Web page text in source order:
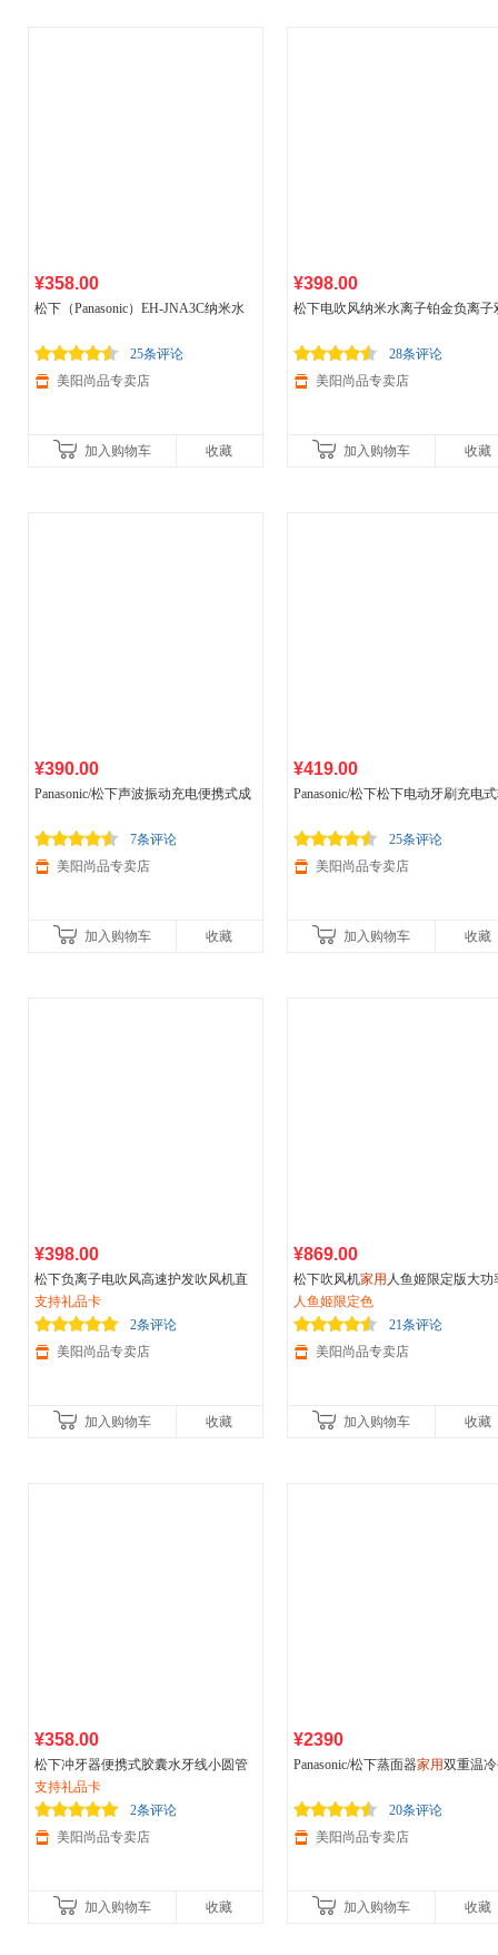
¥358.00
松下（Panasonic）EH-JNA3C纳米水
25条评论
美阳尚品专卖店
加入购物车 收藏
¥398.00
松下电吹风纳米水离子铂金负离子
28条评论
美阳尚品专卖店
加入购物车 收藏
¥390.00
Panasonic/松下声波振动充电便携式成
7条评论
美阳尚品专卖店
加入购物车 收藏
¥419.00
Panasonic/松下松下电动牙刷充电
25条评论
美阳尚品专卖店
加入购物车 收藏
¥398.00
松下负离子电吹风高速护发吹风机直
线空气风梳速干
支持礼品卡
2条评论
美阳尚品专卖店
加入购物车 收藏
¥869.00
松下吹风机家用 人鱼姬限定版大功
冷热风纳米水离子电吹风NA98Q
人鱼姬限定色
21条评论
美阳尚品专卖店
加入购物车 收藏
¥358.00
松下冲牙器便携式胶囊水牙线小圆管
家用清洁正畸专用洗牙器DJ33
支持礼品卡
2条评论
美阳尚品专卖店
加入购物车 收藏
¥2390
Panasonic/松下蒸面器家用双重温
A97 舒缓快速出雾20条评论
美阳尚品专卖店
加入购物车 收藏